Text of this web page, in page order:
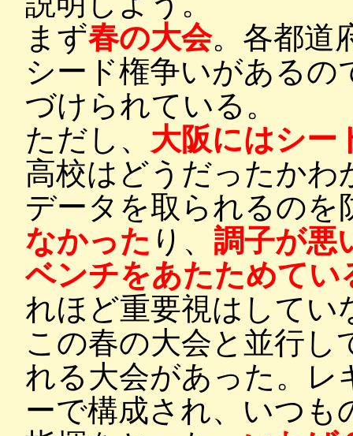
まず春の大会。各都道
シード権争いがあるの
づけられている。
ただし、 大阪にはシー
高校はどうだったかわ
データを取られるのを
なかった り、 調子が悪
ベンチをあたためてい
れほど重要視はしてい
この春の大会と並行し
れる大会があった。レ
ーで構成され、いつも